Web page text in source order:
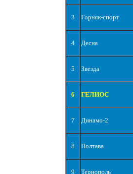
3 Горняк-спорт
4 Десна
5 Звезда
6 ГЕЛИОС
7 Динамо-2
8 Полтава
9 Тернополь